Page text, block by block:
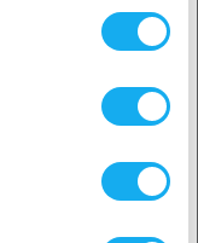
en viss modell
utan
tryckt på axeln), och
för den här